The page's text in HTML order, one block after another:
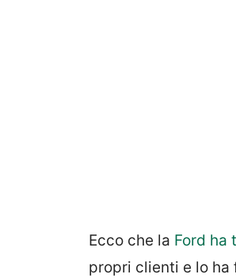
Ecco che la Ford ha
propri clienti e lo